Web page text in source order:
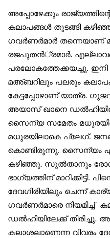
അപ്പോഴേക്കും
കലാപങ്ങള്‍ തുടങ്ങി
ഗവര്‍ണര്‍മാര്‍ തന്നെയാണ്
രജപുതന്‍്രമാര്‍.
പരലോകത്തേക്കയച്ചു. ഇനി
മഅ്ബറിലും പലരും
കേട്ടപ്പോഴാണ് യാത്ര.
അയാസ് ഖാനെ
സൈന്യ സമേതം
മധുരയിലാകെ പ്ലേഗ്.
കൊണ്ടിരുന്നു. സൈന്യം
കഴിഞ്ഞു. സുല്‍താനും രോഗം
ഭാഗ്യത്തിന് മാറിക്കിട്ടി.
ദേവഗിരിയിലും ചെന്ന്
ഗവര്‍ണര്‍മാരെ നിയമിച്ച്
ഡല്‍ഹിയിലേക്ക് തിരിച്ചു.
കലാശലാണെന്ന വിവരം